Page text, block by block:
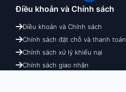
Điều khoản và Chính sách
Điều khoản và Chính sách
Chính sách đặt chỗ và thanh toán
Chính sách xử lý khiếu nại
Chính sách giao nhận